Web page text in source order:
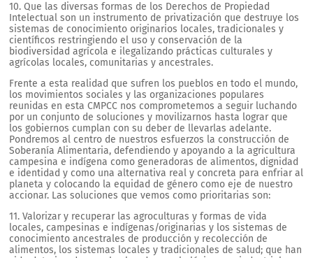
10. Que las diversas formas de los Derechos de Propiedad
Intelectual son un instrumento de privatización que destruye los
sistemas de conocimiento originarios locales, tradicionales y
científicos restringiendo el uso y conservación de la
biodiversidad agrícola e ilegalizando prácticas culturales y
agrícolas locales, comunitarias y ancestrales.
Frente a esta realidad que sufren los pueblos en todo el mundo,
los movimientos sociales y las organizaciones populares
reunidas en esta CMPCC nos comprometemos a seguir luchando
por un conjunto de soluciones y movilizarnos hasta lograr que
los gobiernos cumplan con su deber de llevarlas adelante.
Pondremos al centro de nuestros esfuerzos la construcción de
Soberanía Alimentaria, defendiendo y apoyando a la agricultura
campesina e indígena como generadoras de alimentos, dignidad
e identidad y como una alternativa real y concreta para enfriar al
planeta y colocando la equidad de género como eje de nuestro
accionar. Las soluciones que vemos como prioritarias son:
11. Valorizar y recuperar las agroculturas y formas de vida
locales, campesinas e indígenas/originarias y los sistemas de
conocimiento ancestrales de producción y recolección de
alimentos, los sistemas locales y tradicionales de salud; que han